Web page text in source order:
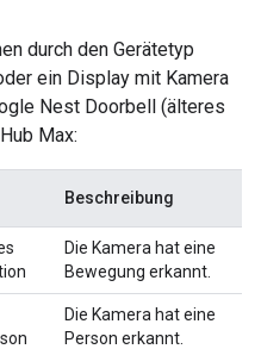
durch den Gerätetyp
ein Display mit Kamera
Nest Doorbell (älteres
Max:
Beschreibung
Die Kamera hat eine
Bewegung erkannt.
Die Kamera hat eine
Person erkannt.